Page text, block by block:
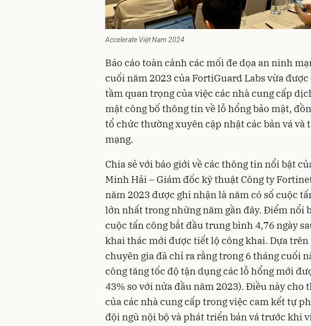
Accelerate Việt Nam 2024
Báo cáo toàn cảnh các mối đe dọa an ninh
cuối năm 2023 của FortiGuard Labs vừa
tầm quan trọng của việc các nhà cung cấp
mật công bố thông tin về lỗ hổng bảo mật,
tổ chức thường xuyên cập nhật các bản vá và
mạng.
Chia sẻ với báo giới về các thông tin nổi bật
Minh Hải – Giám đốc kỹ thuật Công ty
năm 2023 được ghi nhận là năm có số cuộc
lớn nhất trong những năm gần đây. Điểm nổi
cuộc tấn công bắt đầu trung bình 4,76 ngày
khai thác mới được tiết lộ công khai. Dựa trên
chuyên gia đã chỉ ra rằng trong 6 tháng cuối
công tăng tốc độ tận dụng các lỗ hổng mới
43% so với nửa đầu năm 2023). Điều này cho
của các nhà cung cấp trong việc cam kết tự
đội ngũ nội bộ và phát triển bản vá trước khi